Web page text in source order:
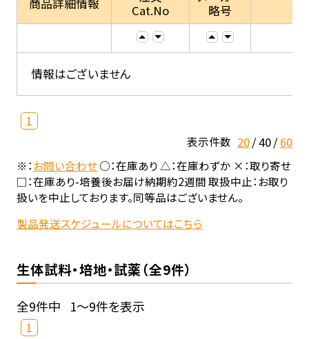
商品詳細情報
Cat.No
略号
情報はございません
1
表示件数 20 40 60
※：お問い合わせ○：在庫あり △：在庫わずか ×：取り寄せ
□：在庫あり-培養後お届け納期約2週間 取扱中止：お取り
扱いを中止しております。同等品はございません。
製品発送スケジュールについてはこちら
生体試料・培地・試薬（全9件）
全9件中 1～9件を表示
1